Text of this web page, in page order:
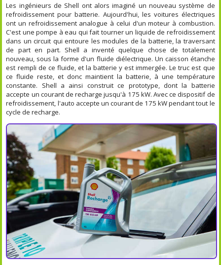
Les ingénieurs de Shell ont alors imaginé un nouveau système de
refroidissement pour batterie. Aujourd'hui, les voitures électriques
ont un refroidissement analogue à celui d'un moteur à combustion.
C'est une pompe à eau qui fait tourner un liquide de refroidissement
dans un circuit qui entoure les modules de la batterie, la traversant
de part en part. Shell a inventé quelque chose de totalement
nouveau, sous la forme d'un fluide diélectrique. Un caisson étanche
est rempli de ce fluide, et la batterie y est immergée. Le truc est que
ce fluide reste, et donc maintient la batterie, à une température
constante. Shell a ainsi construit ce prototype, dont la batterie
accepte un courant de recharge jusqu'à 175 kW. Avec ce dispositif de
refroidissement, l'auto accepte un courant de 175 kW pendant tout le
cycle de recharge.